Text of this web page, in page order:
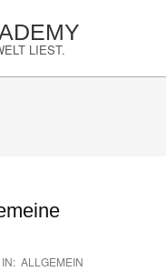
LIEST.
IN: ALLGEMEIN